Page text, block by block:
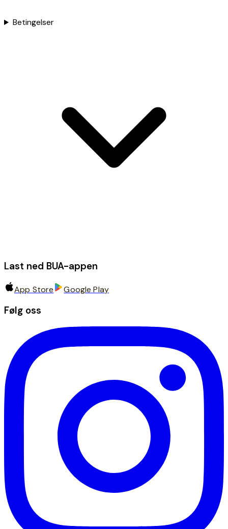
Betingelser
Last ned BUA-appen
App Store Google Play
Følg oss